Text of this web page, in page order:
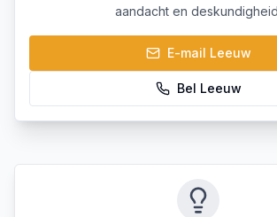
aandacht en
E-mail Leeuw
Bel Leeuw